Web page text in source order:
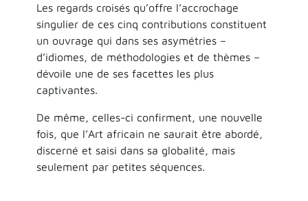
Les regards croisés qu’offre l’accrochage
singulier de ces cinq contributions constituent
un ouvrage qui dans ses asymétries –
d’idiomes, de méthodologies et de thèmes –
dévoile une de ses facettes les plus
captivantes.
De même, celles-ci confirment, une nouvelle
fois, que l’Art africain ne saurait être abordé,
discerné et saisi dans sa globalité, mais
seulement par petites séquences.